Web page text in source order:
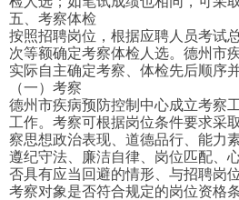
五、考察体检
按照招聘岗位，根据应聘人员考试
次等额确定考察体检人选。德州市
实际自主确定考察、体检先后顺序
（一）考察
德州市疾病预防控制中心成立考察
工作。考察可根据岗位条件要求采
察思想政治表现、道德品行、能力
遵纪守法、廉洁自律、岗位匹配、
否具有应当回避的情形、与招聘岗
考察对象是否符合规定的岗位资格